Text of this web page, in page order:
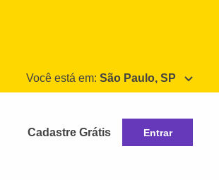
Você está em: São Paulo, SP
Cadastre Grátis Entrar